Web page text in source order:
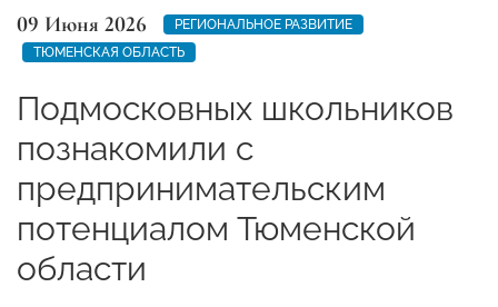
09 Июня 2026
РЕГИОНАЛЬНОЕ РАЗВИТИЕ
ТЮМЕНСКАЯ ОБЛАСТЬ
Подмосковных школьников
познакомили с
предпринимательским
потенциалом Тюменской
области